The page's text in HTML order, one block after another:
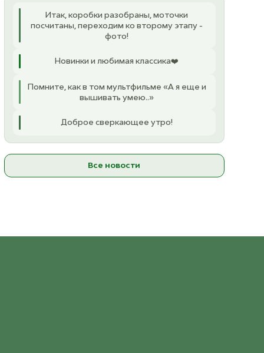
Итак, коробки разобраны, моточки
посчитаны, переходим ко второму этапу -
фото!
Новинки и любимая классика❤️
Помните, как в том мультфильме «А я еще и
вышивать умею..»
Доброе сверкающее утро!
Все новости